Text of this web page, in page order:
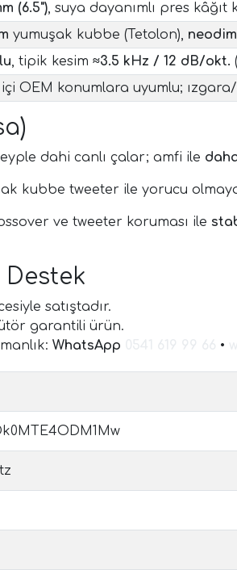
(6.5"), suya dayanımlı pres kâğıt
yumuşak kubbe (Tetolon),
, tipik kesim ≈3.5 kHz / 12 dB/okt.
içi OEM konumlara uyumlu;
dahi canlı çalar; amfi ile
kubbe tweeter ile yorucu
ve tweeter koruması ile
Destek
satıştadır.
garantili ürün.
WhatsApp •